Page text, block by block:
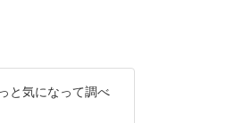
と気になって調べ